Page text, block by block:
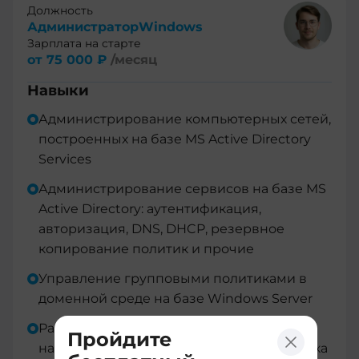
Пройдите
Должность
АдминистраторWindows
Зарплата на старте
от 75 000 ₽ /месяц
Навыки
Администрирование компьютерных сетей,
построенных на базе MS Active Directory
Services
Администрирование сервисов на базе MS
Active Directory: аутентификация,
авторизация, DNS, DHCP, резервное
копирование политик и прочие
Управление групповыми политиками в
доменной среде на базе Windows Server
Распределение прав доступа, создание и
настройка контроллера домена, настройка